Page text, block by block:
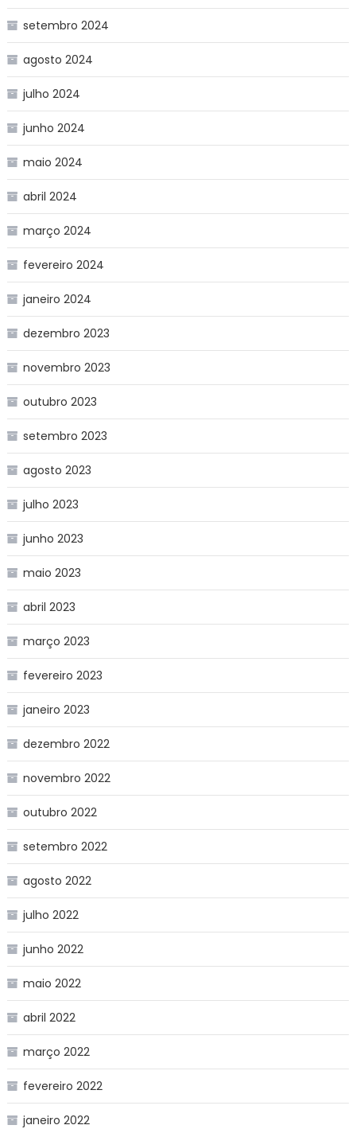
setembro 2024
agosto 2024
julho 2024
junho 2024
maio 2024
abril 2024
março 2024
fevereiro 2024
janeiro 2024
dezembro 2023
novembro 2023
outubro 2023
setembro 2023
agosto 2023
julho 2023
junho 2023
maio 2023
abril 2023
março 2023
fevereiro 2023
janeiro 2023
dezembro 2022
novembro 2022
outubro 2022
setembro 2022
agosto 2022
julho 2022
junho 2022
maio 2022
abril 2022
março 2022
fevereiro 2022
janeiro 2022